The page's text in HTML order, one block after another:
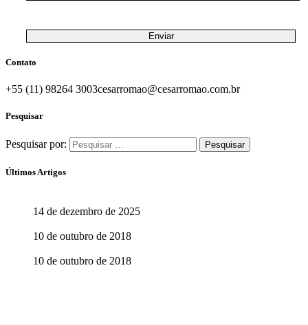
Contato
+55 (11) 98264 3003cesarromao@cesarromao.com.br
Pesquisar
Pesquisar por:
Últimos Artigos
14 de dezembro de 2025
10 de outubro de 2018
10 de outubro de 2018